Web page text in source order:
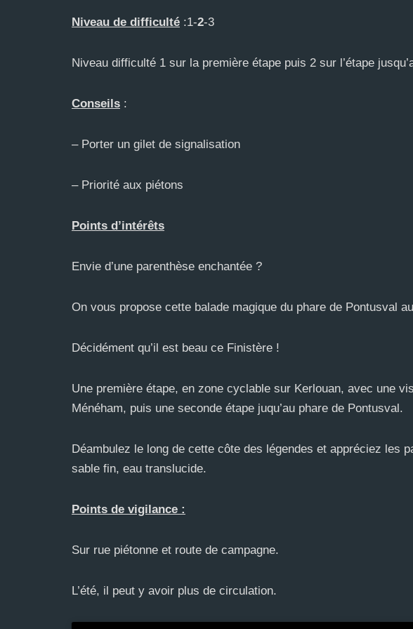
Niveau de difficulté :1-2-3
Niveau difficulté 1 sur la première étape puis 2 sur l’étape
Conseils :
– Porter un gilet de signalisation
– Priorité aux piétons
Points d’intérêts
Envie d’une parenthèse enchantée ?
On vous propose cette balade magique du phare de Pontusval
Décidément qu’il est beau ce Finistère !
Une première étape, en zone cyclable sur Kerlouan, avec une
Ménéham, puis une seconde étape juqu’au phare de Pontusval.
Déambulez le long de cette côte des légendes et appréciez les
sable fin, eau translucide.
Points de vigilance :
Sur rue piétonne et route de campagne.
L’été, il peut y avoir plus de circulation.